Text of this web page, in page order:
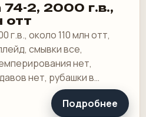
2, 2000 г.в.,
отт
г.в., около 110 млн отт,
смывки все,
нет,
нет, рубашки в
и цепи в хорошем.
Подробнее